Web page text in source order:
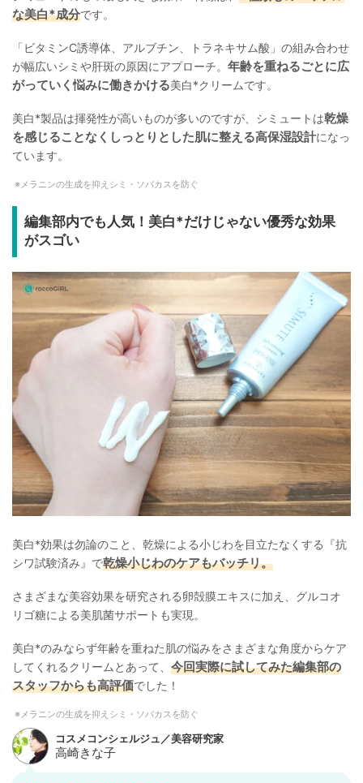
な美白*成分です。
「ビタミンC誘導体、アルブチン、トラネキサム酸」の組み合わせ
が幅広いシミや肝斑の原因にアプローチ。 年齢を重ねるごとに広
がっていく悩みに働きかける美白*クリームです。
美白*製品は揮発性が高いものが多いのですが、シミュートは乾燥
を感じることなくしっとりとした肌に整える高保湿設計になっ
ています。
メラニンの生成を抑えシミ・ソバカスを防ぐ
編集部内でも人気！美白*だけじゃない優秀な効果
がスゴい
美白*効果は勿論のこと、乾燥による小じわを目立たなくする『抗
シワ試験済み』で乾燥小じわのケアもバッチリ。
さまざまな美容効果を研究される卵殻膜エキスに加え、グルコオ
リゴ糖による美肌菌サポートも実現。
美白*のみならず年齢を重ねた肌の悩みをさまざまな角度からケア
してくれるクリームとあって、 今回実際に試してみた編集部の
スタッフからも高評価でした！
メラニンの生成を抑えシミ・ソバカスを防ぐ